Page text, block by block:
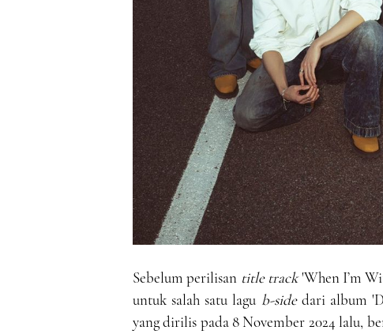
Sebelum perilisan title track'When I’m
untuk salah satu lagu b-sidedari album
yang dirilis pada 8 November 2024 lalu,